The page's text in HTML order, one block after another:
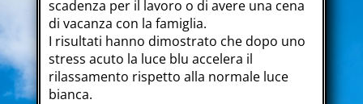
scadenza per il lavoro o di avere una cena
di vacanza con la famiglia.
I risultati hanno dimostrato che dopo uno
stress acuto la luce blu accelera il
rilassamento rispetto alla normale luce
bianca.